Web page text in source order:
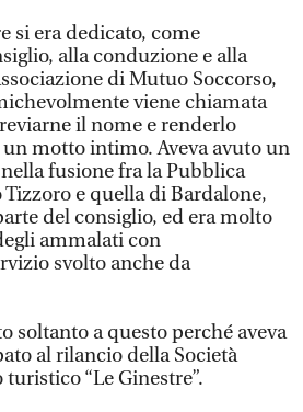
si era dedicato, come
alla conduzione e alla
di Mutuo Soccorso,
viene chiamata
il nome e renderlo
motto intimo. Aveva avuto un
fusione fra la Pubblica
Tizzoro e quella di Bardalone,
del consiglio, ed era molto
ammalati con
svolto anche da
soltanto a questo perché aveva
al rilancio della Società
“Le Ginestre”.